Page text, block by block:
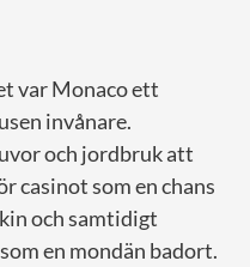
var Monaco ett
invånare.
och jordbruk att
casinot som en chans
och samtidigt
en mondän badort.